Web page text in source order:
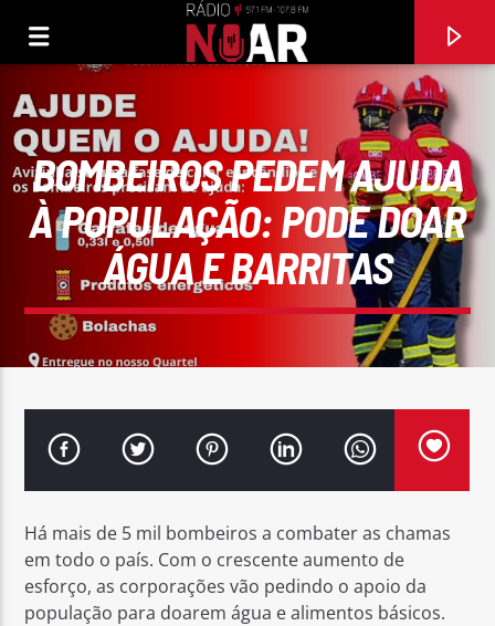
VOCÊ ENDOIDECEU MEU CORAÇÃO
BOMBEIROS PEDEM AJUDA
À POPULAÇÃO: PODE DOAR
ÁGUA E BARRITAS
Há mais de 5 mil bombeiros a combater as chamas
em todo o país. Com o crescente aumento de
esforço, as corporações vão pedindo o apoio da
população para doarem água e alimentos básicos.